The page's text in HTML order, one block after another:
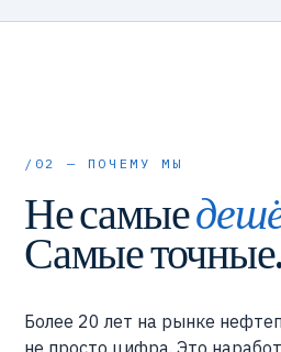
/02 — ПОЧЕМУ МЫ
Не самые
Самые точные.
Более 20 лет на рынке
не просто цифра. Это